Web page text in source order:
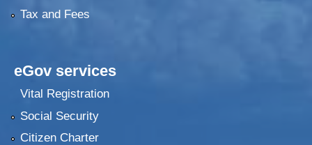
Tax and Fees
eGov services
Vital Registration
Social Security
Citizen Charter